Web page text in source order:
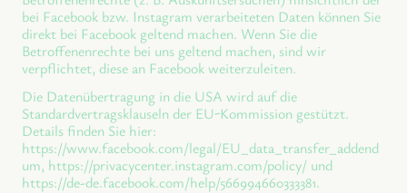
bei Facebook bzw. Instagram verarbeiteten Daten können Sie
direkt bei Facebook geltend machen. Wenn Sie die
Betroffenenrechte bei uns geltend machen, sind wir
verpflichtet, diese an Facebook weiterzuleiten.
Die Datenübertragung in die USA wird auf die
Standardvertragsklauseln der EU-Kommission gestützt.
Details finden Sie hier:
https://www.facebook.com/legal/EU_data_transfer_addend
um, https://privacycenter.instagram.com/policy/ und
https://de-de.facebook.com/help/566994660333381.